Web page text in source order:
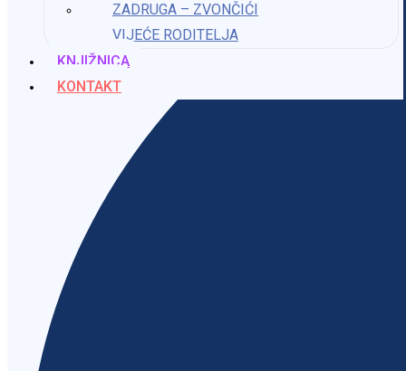
ZADRUGA – ZVONČIĆI
VIJEĆE RODITELJA
KNJIŽNICA
KONTAKT